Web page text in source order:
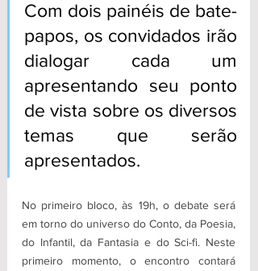
Com dois painéis de bate-
papos, os convidados irão
dialogar cada um
apresentando seu ponto
de vista sobre os diversos
temas que serão
apresentados.
No primeiro bloco, às 19h, o debate será
em torno do universo do Conto, da Poesia,
do Infantil, da Fantasia e do Sci-fi. Neste
primeiro momento, o encontro contará